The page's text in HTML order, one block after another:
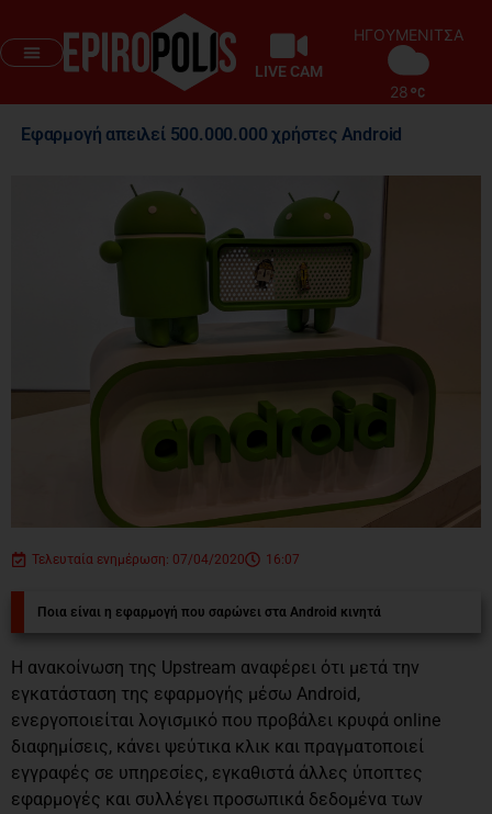
LIVE CAM
ΗΓΟΥΜΕΝΙΤΣΑ
28
Εφαρμογή απειλεί 500.000.000 χρήστες Android
Τελευταία ενημέρωση: 07/04/2020 16:07
Ποια είναι η εφαρμογή που σαρώνει στα Android κινητά
H ανακοίνωση της Upstream αναφέρει ότι μετά την
εγκατάσταση της εφαρμογής μέσω Android,
ενεργοποιείται λογισμικό που προβάλει κρυφά online
διαφημίσεις, κάνει ψεύτικα κλικ και πραγματοποιεί
εγγραφές σε υπηρεσίες, εγκαθιστά άλλες ύποπτες
εφαρμογές και συλλέγει προσωπικά δεδομένα των